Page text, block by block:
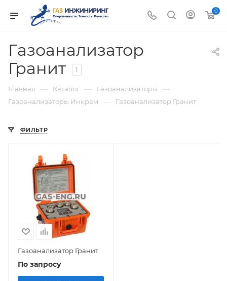
0
Газоанализатор
Гранит
1
Главная — Каталог — Газоанализаторы —
Газоанализаторы Инкрам — Газоанализатор Гранит
ФИЛЬТР
Газоанализатор Гранит
По запросу